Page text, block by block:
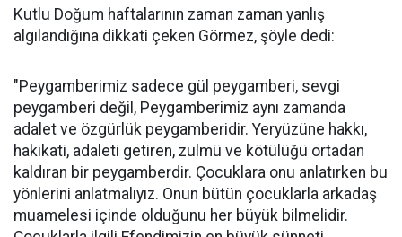
Kutlu Doğum haftalarının zaman zaman yanlış
algılandığına dikkati çeken Görmez, şöyle dedi:
"Peygamberimiz sadece gül peygamberi, sevgi
peygamberi değil, Peygamberimiz aynı zamanda
adalet ve özgürlük peygamberidir. Yeryüzüne hakkı,
hakikati, adaleti getiren, zulmü ve kötülüğü ortadan
kaldıran bir peygamberdir. Çocuklara onu anlatırken bu
yönlerini anlatmalıyız. Onun bütün çocuklarla arkadaş
muamelesi içinde olduğunu her büyük bilmelidir.